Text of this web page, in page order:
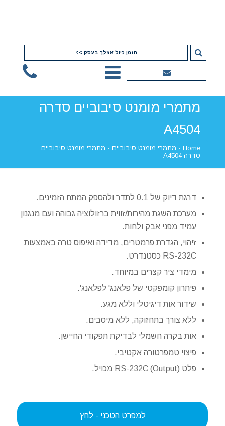
הזמן כיול אצלך בעסק >>
מתמרי מומנט סיבוביים סדרה
A4504
Home
- מתמרי מומנט סיבוביים- מתמרי מומנט סיבוביים
סדרה A4504
דרגת דיוק של 0.1 לתדר ולהספק המתח הזמינים.
מערכת השגת מהירות/זווית ברזולוציה גבוהה ועם מנגנון
עמיד מפני אבק ולחות.
זיהוי, הגדרת פרמטרים, מדידה ואיפוס טרה באמצעות
RS-232C כסטנדרט.
מימדי ציר קצרים במיוחד.
פיתרון קומפקטי של פלאנג' לפלאנג'.
שידור אות דיגיטלי וללא מגע.
ללא צורך בתחזוקה, ללא מיסבים.
אות בקרה חשמלי לבדיקת תפקודי החיישן.
פיצוי טמפרטורה אקטיבי.
פלט (Output) RS-232C מכויל.
למפרט הטכני - לחץ